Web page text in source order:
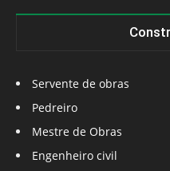
Servente de obras
Pedreiro
Mestre de Obras
Engenheiro civil